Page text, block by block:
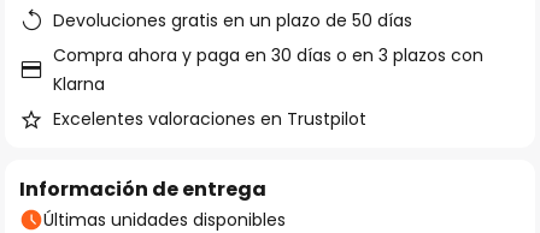
Devoluciones gratis en un plazo de 50 días
Compra ahora y paga en 30 días o en 3 plazos con
Klarna
Excelentes valoraciones en Trustpilot
Información de entrega
Últimas unidades disponibles